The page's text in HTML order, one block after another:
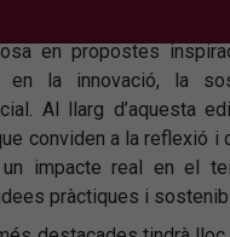
en propostes
en la innovació, la
Al llarg d’aquesta
conviden a la reflexió i
impacte real en el
pràctiques i